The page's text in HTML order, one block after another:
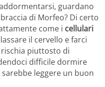
guardano
di Morfeo? Di certo
come i cellulari
il cervello e farci
piuttosto di
difficile dormire
leggere un buon